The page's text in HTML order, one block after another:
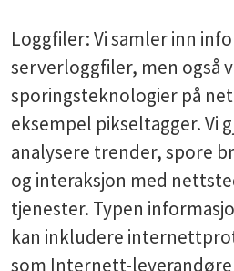
Loggfiler: Vi samler inn
serverloggfiler, men også
sporingsteknologier på
eksempel pikseltagger. Vi
analysere trender, spore
og interaksjon med
tjenester. Typen
kan inkludere
som Internett-